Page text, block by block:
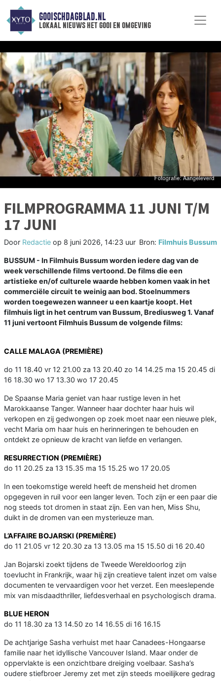
GOOISCHDAGBLAD.NL
lokaal nieuws het gooi en omgeving
FILMPROGRAMMA 11 JUNI T/M
17 JUNI
Door Redactie op 8 juni 2026, 14:23 uur Bron: Filmhuis Bussum
BUSSUM - In Filmhuis Bussum worden iedere dag van de
week verschillende films vertoond. De films die een
artistieke en/of culturele waarde hebben komen vaak in het
commerciële circuit te weinig aan bod. Stoelnummers
worden toegewezen wanneer u een kaartje koopt. Het
filmhuis ligt in het centrum van Bussum, Brediusweg 1. Vanaf
11 juni vertoont Filmhuis Bussum de volgende films:
CALLE MALAGA (PREMIÈRE)
do 11 18.40 vr 12 21.00 za 13 20.40 zo 14 14.25 ma 15 20.45 di
16 18.30 wo 17 13.30 wo 17 20.45
De Spaanse Maria geniet van haar rustige leven in het
Marokkaanse Tanger. Wanneer haar dochter haar huis wil
verkopen en zij gedwongen op zoek moet naar een nieuwe plek,
vecht Maria om haar huis en herinneringen te behouden en
ontdekt ze opnieuw de kracht van liefde en verlangen.
RESURRECTION (PREMIÈRE)
do 11 20.25 za 13 15.35 ma 15 15.25 wo 17 20.05
In een toekomstige wereld heeft de mensheid het dromen
opgegeven in ruil voor een langer leven. Toch zijn er een paar die
nog steeds tot dromen in staat zijn. Een van hen, Miss Shu,
duikt in de dromen van een mysterieuze man.
L’AFFAIRE BOJARSKI (PREMIÈRE)
do 11 21.05 vr 12 20.30 za 13 13.05 ma 15 15.50 di 16 20.40
Jan Bojarski zoekt tijdens de Tweede Wereldoorlog zijn
toevlucht in Frankrijk, waar hij zijn creatieve talent inzet om valse
documenten te vervaardigen voor het verzet. Een meeslepende
mix van misdaadthriller, liefdesverhaal en psychologisch drama.
BLUE HERON
do 11 18.30 za 13 14.50 zo 14 16.55 di 16 16.15
De achtjarige Sasha verhuist met haar Canadees-Hongaarse
familie naar het idyllische Vancouver Island. Maar onder de
oppervlakte is een onzichtbare dreiging voelbaar. Sasha’s
oudere stiefbroer Jeremy zet met zijn steeds moeilijkere gedrag